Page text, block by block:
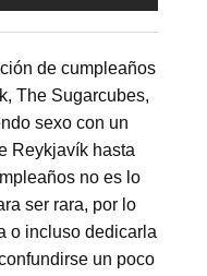
de cumpleaños
The Sugarcubes,
sexo con un
Reykjavík hasta
no es lo
ser rara, por lo
o incluso dedicarla
un poco